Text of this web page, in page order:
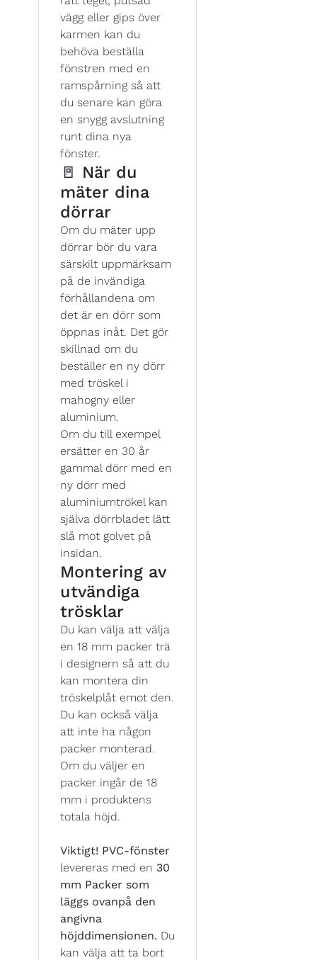
vägg eller gips över
karmen kan du
behöva beställa
fönstren med en
ramspårning så att
du senare kan göra
en snygg avslutning
runt dina nya
fönster.
🚪 När du
mäter dina
dörrar
Om du mäter upp
dörrar bör du vara
särskilt uppmärksam
på de invändiga
förhållandena om
det är en dörr som
öppnas inåt. Det gör
skillnad om du
beställer en ny dörr
med tröskel i
mahogny eller
aluminium.
Om du till exempel
ersätter en 30 år
gammal dörr med en
ny dörr med
aluminiumtrökel kan
själva dörrbladet lätt
slå mot golvet på
insidan.
Montering av
utvändiga
trösklar
Du kan välja att välja
en 18 mm packer trä
i designern så att du
kan montera din
tröskelplåt emot den.
Du kan också välja
att inte ha någon
packer monterad.
Om du väljer en
packer ingår de 18
mm i produktens
totala höjd.
Viktigt! PVC-fönster
levereras med en 30
mm Packer som
läggs ovanpå den
angivna
höjddimensionen. Du
kan välja att ta bort